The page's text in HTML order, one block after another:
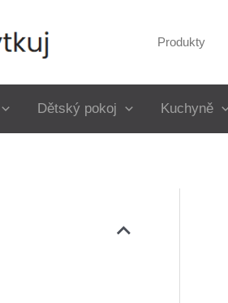
Produkty
Dětský pokoj Kuchyně